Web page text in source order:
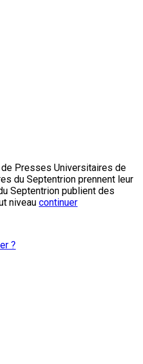
Presses Universitaires de
du Septentrion prennent leur
Septentrion publient des
niveau continuer
?